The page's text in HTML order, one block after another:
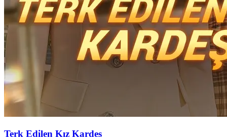
Terk Edilen Kız Kardeş